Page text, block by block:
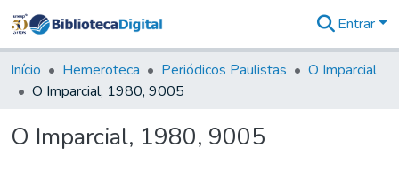
&
Coleções
Tudo na
Digital
Entrar
Início Hemeroteca Periódicos Paulistas
O Imparcial
O Imparcial, 1980, 9005
O Imparcial, 1980, 9005